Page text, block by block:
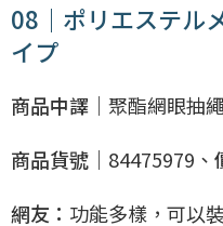
08｜ポリエステル
イプ
商品中譯｜ 聚酯網眼抽
商品貨號｜ 84475979、
網友： 功能多樣，可以